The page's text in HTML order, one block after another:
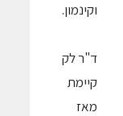
וקינמון.
ד"ר לק
קיימת
מאז